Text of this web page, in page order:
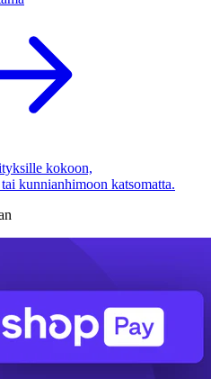
kokoon,
kunnianhimoon katsomatta.